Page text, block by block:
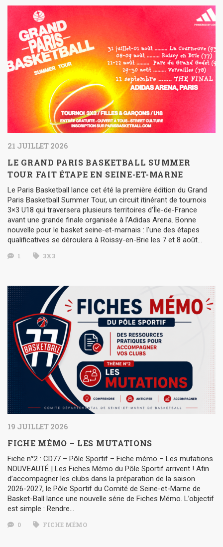
21 JUILLET 2026
LE GRAND PARIS BASKETBALL SUMMER
TOUR FAIT ÉTAPE EN SEINE-ET-MARNE
Le Paris Basketball lance cet été la première édition du Grand
Paris Basketball Summer Tour, un circuit itinérant de tournois
3×3 U18 qui traversera plusieurs territoires d’Île-de-France
avant une grande finale organisée à l’Adidas Arena. Bonne
nouvelle pour le basket seine-et-marnais : l’une des étapes
qualificatives se déroulera à Roissy-en-Brie les 7 et 8 août…
1 3X3
19 JUILLET 2026
FICHE MÉMO – LES MUTATIONS
Fiche n°2 : CD77 – Pôle Sportif – Fiche mémo – Les mutations
NOUVEAUTÉ | Les Fiches Mémo du Pôle Sportif arrivent ! Afin
d’accompagner les clubs dans la préparation de la saison
2026-2027, le Pôle Sportif du Comité de Seine-et-Marne de
Basket-Ball lance une nouvelle série de Fiches Mémo. L’objectif
est simple : Rendre…
0 FICHE MÉMO